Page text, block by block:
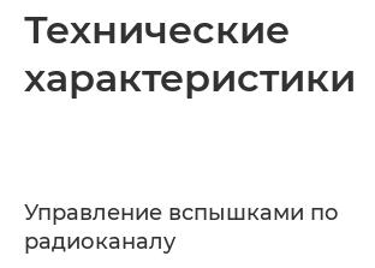
Технические
характеристики
Управление вспышками по
радиоканалу